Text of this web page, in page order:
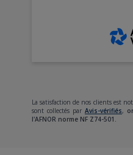
La satisfaction de nos clients est
sont collectés par Avis-vérifiés,
l'AFNOR norme NF Z74-501.